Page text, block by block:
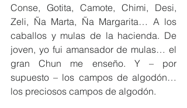
Conse, Gotita, Camote, Chimi, Desi,
Zeli, Ña Marta, Ña Margarita… A los
caballos y mulas de la hacienda. De
joven, yo fui amansador de mulas… el
gran Chun me enseño. Y – por
supuesto – los campos de algodón…
los preciosos campos de algodón.